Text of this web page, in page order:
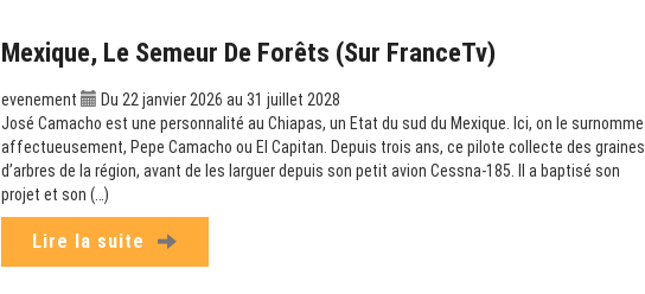
Mexique, Le Semeur De Forêts (sur FranceTv)
evenement
Du 22 janvier 2026 au 31 juillet 2028
José Camacho est une personnalité au Chiapas, un Etat du sud du Mexique. Ici, on le surnomme
affectueusement, Pepe Camacho ou El Capitan. Depuis trois ans, ce pilote collecte des graines
d’arbres de la région, avant de les larguer depuis son petit avion Cessna-185. Il a baptisé son
projet et son (…)
Lire la suite